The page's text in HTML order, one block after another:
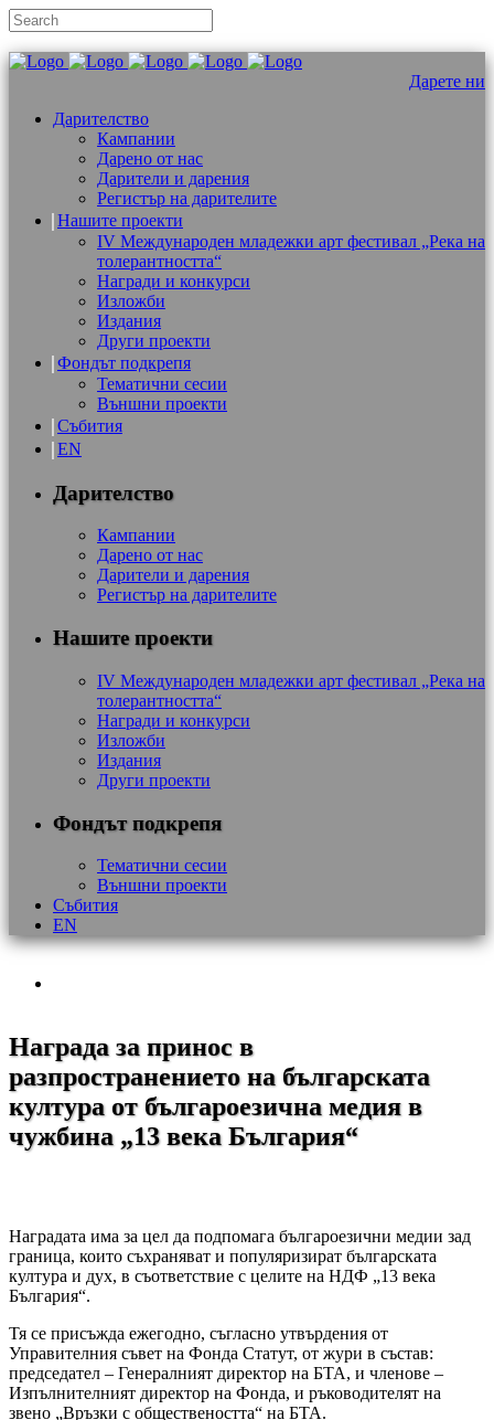
Дарете ни
Дарителство
Кампании
Дарено от нас
Дарители и дарения
Регистър на дарителите
Нашите проекти
IV Международен младежки арт фестивал „Река на
толерантността“
Награди и конкурси
Изложби
Издания
Други проекти
Фондът подкрепя
Тематични сесии
Външни проекти
Събития
EN
Дарителство
Кампании
Дарено от нас
Дарители и дарения
Регистър на дарителите
Нашите проекти
IV Международен младежки арт фестивал „Река на
толерантността“
Награди и конкурси
Изложби
Издания
Други проекти
Фондът подкрепя
Тематични сесии
Външни проекти
Събития
EN
Награда за принос в
разпространението на българската
култура от българоезична медия в
чужбина „13 века България“
Наградата има за цел да подпомага българоезични медии зад
граница, които съхраняват и популяризират българската
култура и дух, в съответствие с целите на НДФ „13 века
България“.
Тя се присъжда ежегодно, съгласно утвърдения от
Управителния съвет на Фонда Статут, от жури в състав:
председател – Генералният директор на БТА, и членове ‒
Изпълнителният директор на Фонда, и ръководителят на
звено „Връзки с обществеността“ на БТА.